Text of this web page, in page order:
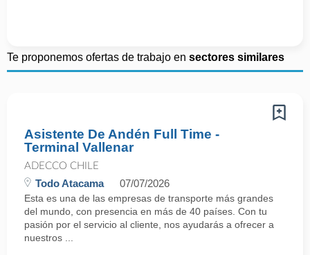
Te proponemos ofertas de trabajo en sectores similares
Asistente De Andén Full Time -
Terminal Vallenar
ADECCO CHILE
Todo Atacama 07/07/2026
Esta es una de las empresas de transporte más grandes
del mundo, con presencia en más de 40 países. Con tu
pasión por el servicio al cliente, nos ayudarás a ofrecer a
nuestros ...